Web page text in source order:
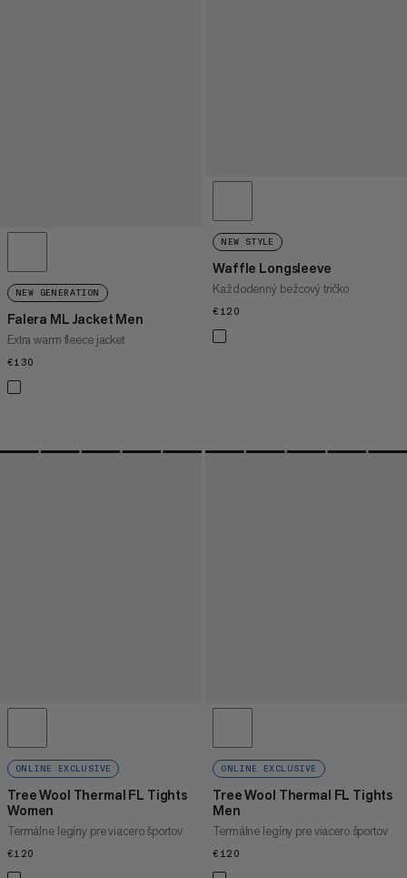
NEW GENERATION
Falera ML Jacket Men
Extra warm fleece jacket
€130
NEW STYLE
Waffle Longsleeve
Každodenný bežcový tričko
€120
ONLINE EXCLUSIVE
Tree Wool Thermal FL Tights
Women
Termálne legíny pre viacero športov
€120
ONLINE EXCLUSIVE
Tree Wool Thermal FL Tights
Men
Termálne legíny pre viacero športov
€120